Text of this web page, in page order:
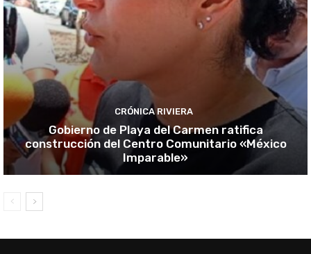
CRÓNICA RIVIERA
Gobierno de Playa del Carmen ratifica
construcción del Centro Comunitario «México
Imparable»